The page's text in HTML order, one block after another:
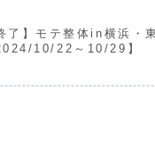
了】モテ整体in横浜・
10/22～10/29】